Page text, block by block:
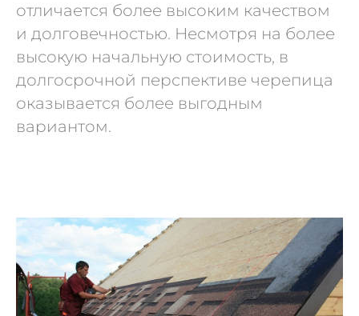
отличается более высоким качеством
и долговечностью. Несмотря на более
высокую начальную стоимость, в
долгосрочной перспективе черепица
оказывается более выгодным
вариантом.